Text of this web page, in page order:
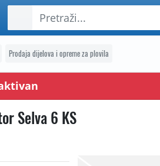
Prodaja dijelova i opreme za plovila
Selva 6 KS